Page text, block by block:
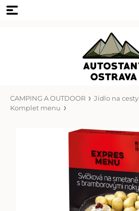
CAMPING A OUTDOOR Jídlo na cesty
Komplet menu